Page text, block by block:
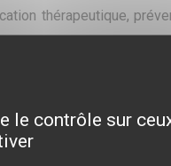
thérapeutique,
et participe à de
Alliot Launois
auprès des tutelles
invalidantes et
et marraines de
le contrôle sur